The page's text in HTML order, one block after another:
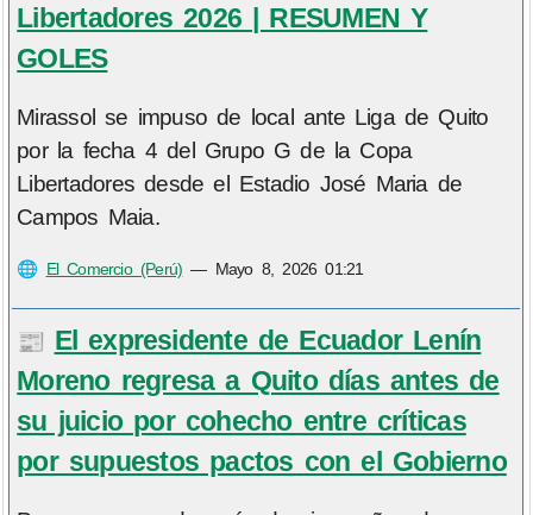
Libertadores 2026 | RESUMEN Y
GOLES
Mirassol se impuso de local ante Liga de Quito
por la fecha 4 del Grupo G de la Copa
Libertadores desde el Estadio José Maria de
Campos Maia.
🌐 El Comercio (Perú) — Mayo 8, 2026 01:21
📰 El expresidente de Ecuador Lenín
Moreno regresa a Quito días antes de
su juicio por cohecho entre críticas
por supuestos pactos con el Gobierno